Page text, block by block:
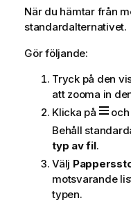
m
i
f
r
m
a
t
i
o
n
När du hämtar från
standardalternativet.
Gör följande:
Tryck på den
att zooma in
Klicka på
och
Behåll
typ av fil.
Välj
motsvarande
typen.